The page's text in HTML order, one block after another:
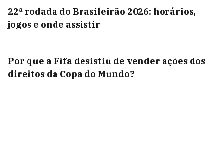
22ª rodada do Brasileirão 2026: horários,
jogos e onde assistir
Por que a Fifa desistiu de vender ações dos
direitos da Copa do Mundo?